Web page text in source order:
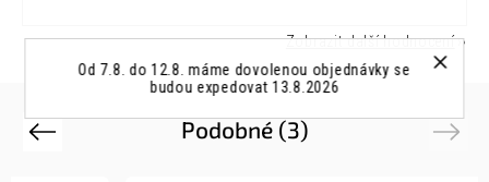
Od 7.8. do 12.8. máme dovolenou objednávky se
budou expedovat 13.8.2026
Zobrazit další hodnocení
Podobné (3)
Previous Next